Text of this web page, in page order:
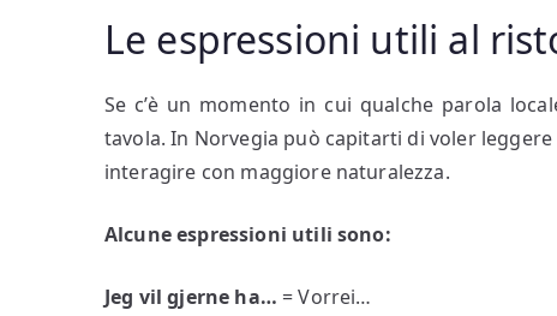
Le espressioni utili al
Se c’è un momento in cui qualche parola
tavola. In Norvegia può capitarti di voler
interagire con maggiore naturalezza.
Alcune espressioni utili sono:
Jeg vil gjerne ha… = Vorrei…